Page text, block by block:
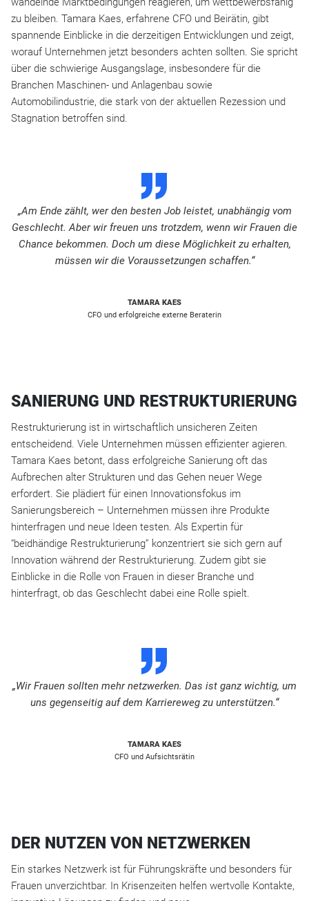
zu bleiben. Tamara Kaes, erfahrene CFO und Beirätin, gibt
spannende Einblicke in die derzeitigen Entwicklungen und zeigt,
worauf Unternehmen jetzt besonders achten sollten. Sie spricht
über die schwierige Ausgangslage, insbesondere für die
Branchen Maschinen- und Anlagenbau sowie
Automobilindustrie, die stark von der aktuellen Rezession und
Stagnation betroffen sind.
D
„Am Ende zählt, wer den besten Job leistet, unabhängig vom
Geschlecht. Aber wir freuen uns trotzdem, wenn wir Frauen die
Chance bekommen. Doch um diese Möglichkeit zu erhalten,
müssen wir die Voraussetzungen schaffen.“
TAMARA KAES
CFO und erfolgreiche externe Beraterin
SANIERUNG UND RESTRUKTURIERUNG
Restrukturierung ist in wirtschaftlich unsicheren Zeiten
entscheidend. Viele Unternehmen müssen effizienter agieren.
Tamara Kaes betont, dass erfolgreiche Sanierung oft das
Aufbrechen alter Strukturen und das Gehen neuer Wege
erfordert. Sie plädiert für einen Innovationsfokus im
Sanierungsbereich – Unternehmen müssen ihre Produkte
hinterfragen und neue Ideen testen. Als Expertin für
“beidhändige Restrukturierung” konzentriert sie sich gern auf
Innovation während der Restrukturierung. Zudem gibt sie
Einblicke in die Rolle von Frauen in dieser Branche und
hinterfragt, ob das Geschlecht dabei eine Rolle spielt.
D
„Wir Frauen sollten mehr netzwerken. Das ist ganz wichtig, um
uns gegenseitig auf dem Karriereweg zu unterstützen.“
TAMARA KAES
CFO und Aufsichtsrätin
DER NUTZEN VON NETZWERKEN
Ein starkes Netzwerk ist für Führungskräfte und besonders für
Frauen unverzichtbar. In Krisenzeiten helfen wertvolle Kontakte,